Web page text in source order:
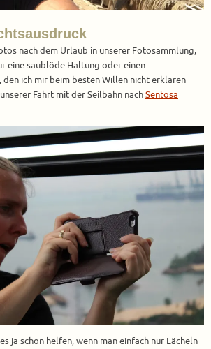
nach dem Urlaub in unserer Fotosammlung,
eine saublöde Haltung oder einen
den ich mir beim besten Willen nicht erklären
Fahrt mit der Seilbahn nachSentosa
ja schon helfen, wenn man einfach nur Lächeln